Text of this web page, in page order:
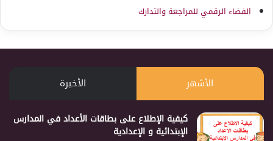
الفضاء الرقمي للمراجعة والتدارك
الأشهر الأخيرة
كيفية الإطلاع على بطاقات الأعداد في المدارس
الإبتدائية و الإعدادية